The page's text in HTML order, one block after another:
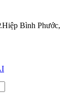
Bình Phước,